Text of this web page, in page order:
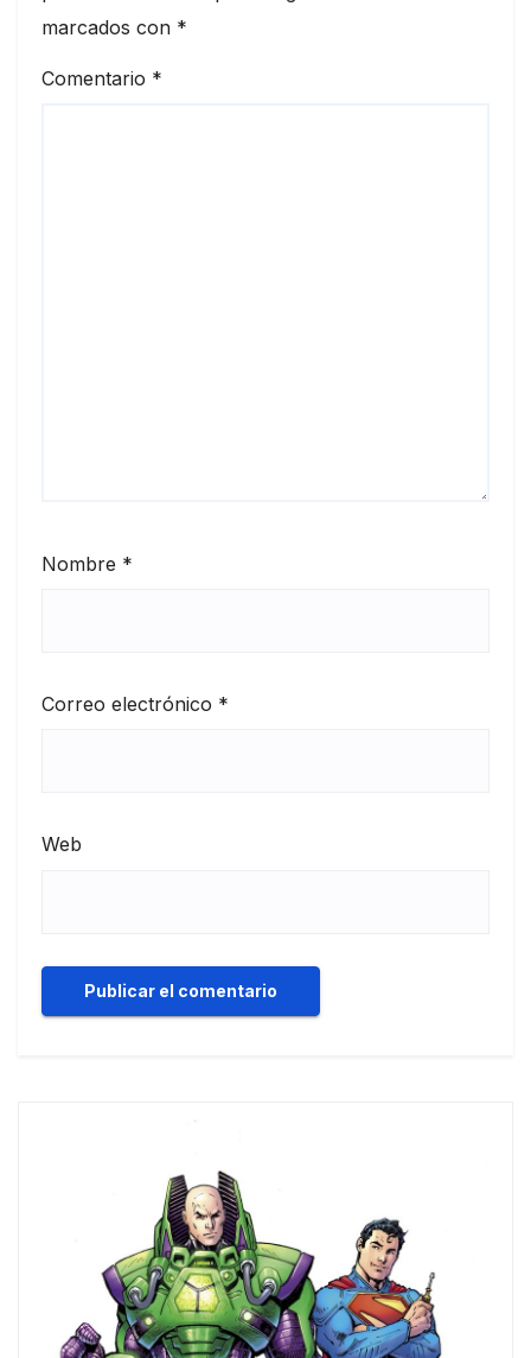
marcados con *
Comentario *
Nombre *
Correo electrónico *
Web